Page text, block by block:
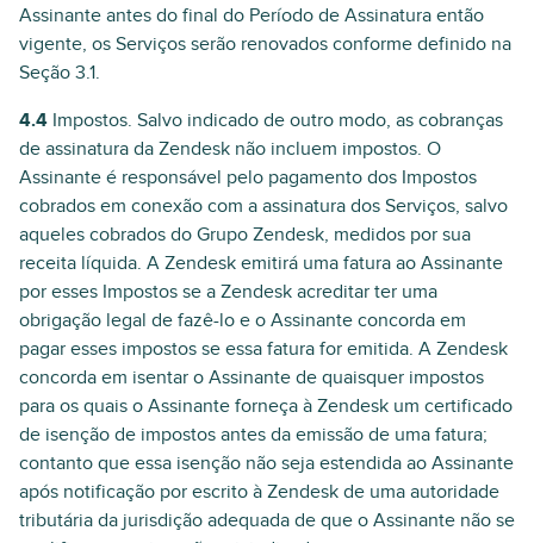
Assinante antes do final do Período de Assinatura então
vigente, os Serviços serão renovados conforme definido na
Seção 3.1.
4.4 Impostos. Salvo indicado de outro modo, as cobranças
de assinatura da Zendesk não incluem impostos. O
Assinante é responsável pelo pagamento dos Impostos
cobrados em conexão com a assinatura dos Serviços, salvo
aqueles cobrados do Grupo Zendesk, medidos por sua
receita líquida. A Zendesk emitirá uma fatura ao Assinante
por esses Impostos se a Zendesk acreditar ter uma
obrigação legal de fazê-lo e o Assinante concorda em
pagar esses impostos se essa fatura for emitida. A Zendesk
concorda em isentar o Assinante de quaisquer impostos
para os quais o Assinante forneça à Zendesk um certificado
de isenção de impostos antes da emissão de uma fatura;
contanto que essa isenção não seja estendida ao Assinante
após notificação por escrito à Zendesk de uma autoridade
tributária da jurisdição adequada de que o Assinante não se